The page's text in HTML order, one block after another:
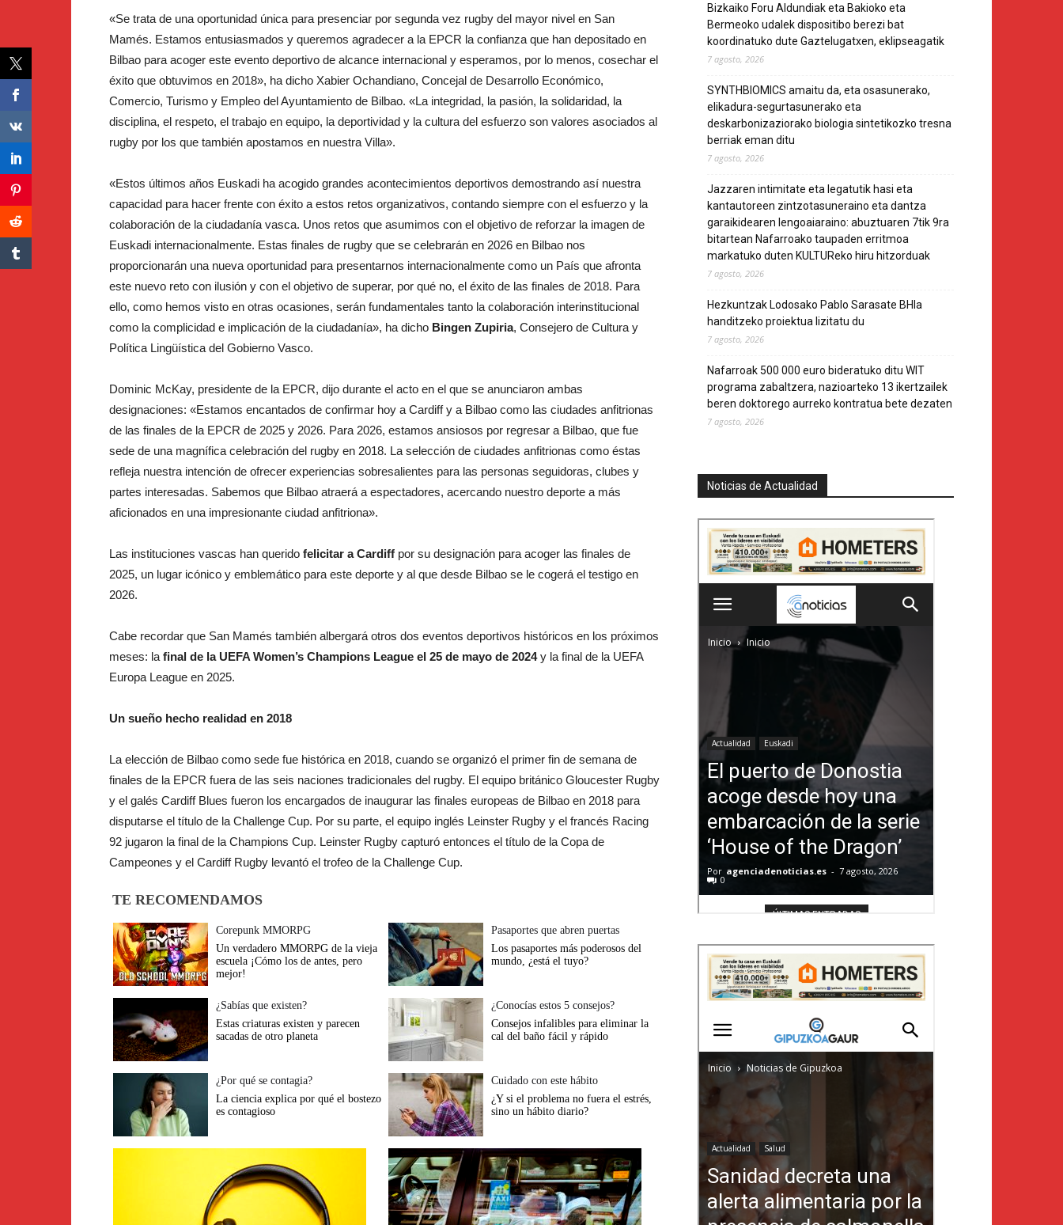
«Se trata de una oportunidad única para presenciar por segunda vez rugby del mayor nivel en San
Mamés. Estamos entusiasmados y queremos agradecer a la EPCR la confianza que han depositado en
Bilbao para acoger este evento deportivo de alcance internacional y esperamos, por lo menos, cosechar el
éxito que obtuvimos en 2018», ha dicho Xabier Ochandiano, Concejal de Desarrollo Económico,
Comercio, Turismo y Empleo del Ayuntamiento de Bilbao. «La integridad, la pasión, la solidaridad, la
disciplina, el respeto, el trabajo en equipo, la deportividad y la cultura del esfuerzo son valores asociados al
rugby por los que también apostamos en nuestra Villa».
«Estos últimos años Euskadi ha acogido grandes acontecimientos deportivos demostrando así nuestra
capacidad para hacer frente con éxito a estos retos organizativos, contando siempre con el esfuerzo y la
colaboración de la ciudadanía vasca. Unos retos que asumimos con el objetivo de reforzar la imagen de
Euskadi internacionalmente. Estas finales de rugby que se celebrarán en 2026 en Bilbao nos
proporcionarán una nueva oportunidad para presentarnos internacionalmente como un País que afronta
este nuevo reto con ilusión y con el objetivo de superar, por qué no, el éxito de las finales de 2018. Para
ello, como hemos visto en otras ocasiones, serán fundamentales tanto la colaboración interinstitucional
como la complicidad e implicación de la ciudadanía», ha dicho Bingen Zupiria, Consejero de Cultura y
Política Lingüística del Gobierno Vasco.
Dominic McKay, presidente de la EPCR, dijo durante el acto en el que se anunciaron ambas
designaciones: «Estamos encantados de confirmar hoy a Cardiff y a Bilbao como las ciudades anfitrionas
de las finales de la EPCR de 2025 y 2026. Para 2026, estamos ansiosos por regresar a Bilbao, que fue
sede de una magnífica celebración del rugby en 2018. La selección de ciudades anfitrionas como éstas
refleja nuestra intención de ofrecer experiencias sobresalientes para las personas seguidoras, clubes y
partes interesadas. Sabemos que Bilbao atraerá a espectadores, acercando nuestro deporte a más
aficionados en una impresionante ciudad anfitriona».
Las instituciones vascas han querido felicitar a Cardiff por su designación para acoger las finales de
2025, un lugar icónico y emblemático para este deporte y al que desde Bilbao se le cogerá el testigo en
2026.
Cabe recordar que San Mamés también albergará otros dos eventos deportivos históricos en los próximos
meses: la final de la UEFA Women’s Champions League el 25 de mayo de 2024y la final de la UEFA
Europa League en 2025.
Un sueño hecho realidad en 2018
La elección de Bilbao como sede fue histórica en 2018, cuando se organizó el primer fin de semana de
finales de la EPCR fuera de las seis naciones tradicionales del rugby. El equipo británico Gloucester Rugby
y el galés Cardiff Blues fueron los encargados de inaugurar las finales europeas de Bilbao en 2018 para
disputarse el título de la Challenge Cup. Por su parte, el equipo inglés Leinster Rugby y el francés Racing
92 jugaron la final de la Champions Cup. Leinster Rugby capturó entonces el título de la Copa de
Campeones y el Cardiff Rugby levantó el trofeo de la Challenge Cup.
TE RECOMENDAMOS
Corepunk MMORPG
Un verdadero MMORPG de la vieja
escuela ¡Cómo los de antes, pero
mejor!
Pasaportes que abren puertas
Los pasaportes más poderosos del
mundo, ¿está el tuyo?
¿Sabías que existen?
Estas criaturas existen y parecen
sacadas de otro planeta
¿Conocías estos 5 consejos?
Consejos infalibles para eliminar la
cal del baño fácil y rápido
¿Por qué se contagia?
La ciencia explica por qué el bostezo
es contagioso
Cuidado con este hábito
¿Y si el problema no fuera el estrés,
sino un hábito diario?
Bizkaiko Foru Aldundiak eta Bakioko eta
Bermeoko udalek dispositibo berezi bat
koordinatuko dute Gaztelugatxen, eklipseagatik
7 agosto, 2026
SYNTHBIOMICS amaitu da, eta osasunerako,
elikadura-segurtasunerako eta
deskarbonizaziorako biologia sintetikozko tresna
berriak eman ditu
7 agosto, 2026
Jazzaren intimitate eta legatutik hasi eta
kantautoreen zintzotasuneraino eta dantza
garaikidearen lengoaiaraino: abuztuaren 7tik 9ra
bitartean Nafarroako taupaden erritmoa
markatuko duten KULTUReko hiru hitzorduak
7 agosto, 2026
Hezkuntzak Lodosako Pablo Sarasate BHIa
handitzeko proiektua lizitatu du
7 agosto, 2026
Nafarroak 500 000 euro bideratuko ditu WIT
programa zabaltzera, nazioarteko 13 ikertzailek
beren doktorego aurreko kontratua bete dezaten
7 agosto, 2026
Noticias de Actualidad